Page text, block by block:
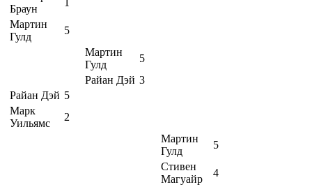
Браун
Мартин
Гулд
5
Мартин
Гулд
5
Райан Дэй 3
Райан Дэй 5
Марк
Уильямс
2
Мартин
Гулд
5
Стивен
Магуайр
4